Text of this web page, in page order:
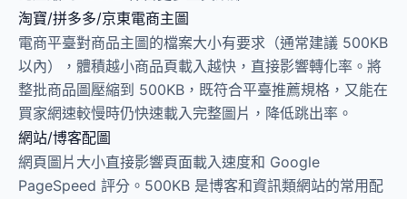
淘寶/拼多多/京東電商主圖
電商平臺對商品主圖的檔案大小有要求（通常建議 500KB
以內），體積越小商品頁載入越快，直接影響轉化率。將
整批商品圖壓縮到 500KB，既符合平臺推薦規格，又能在
買家網速較慢時仍快速載入完整圖片，降低跳出率。
網站/博客配圖
網頁圖片大小直接影響頁面載入速度和 Google
PageSpeed 評分。500KB 是博客和資訊類網站的常用配